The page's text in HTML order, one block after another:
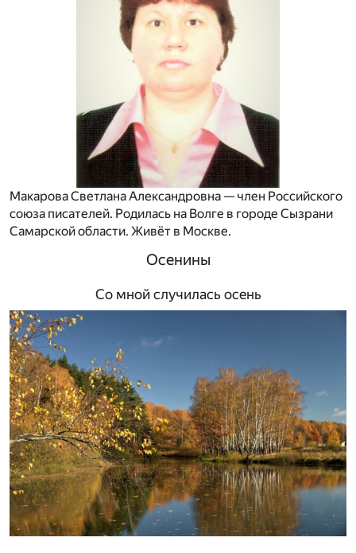
Макарова Светлана Александровна — член Российского
союза писателей. Родилась на Волге в городе Сызрани
Самарской области. Живёт в Москве.
Осенины
Со мной случилась осень